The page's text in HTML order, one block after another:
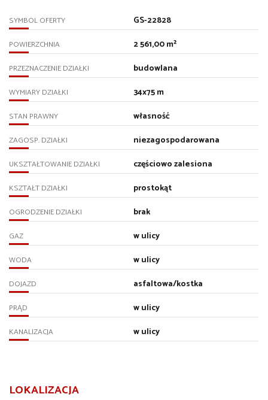
SYMBOL OFERTY GS-22828
POWIERZCHNIA 2 561,00 m²
PRZEZNACZENIE DZIAŁKI budowlana
WYMIARY DZIAŁKI 34x75 m
STAN PRAWNY własność
ZAGOSP. DZIAŁKI niezagospodarowana
UKSZTAŁTOWANIE DZIAŁKI częściowo zalesiona
KSZTAŁT DZIAŁKI prostokąt
OGRODZENIE DZIAŁKI brak
GAZ w ulicy
WODA w ulicy
DOJAZD asfaltowa/kostka
PRĄD w ulicy
KANALIZACJA w ulicy
LOKALIZACJA